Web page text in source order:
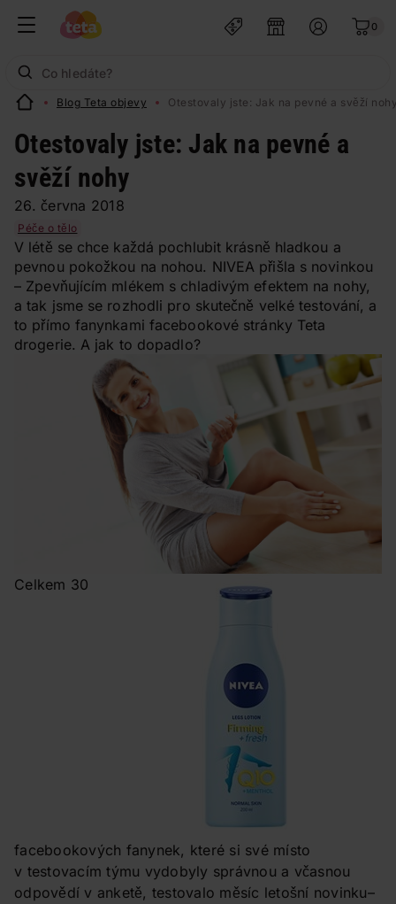
0
Blog Teta objevy Otestovaly jste: Jak na pevné a svěží
Otestovaly jste: Jak na pevné a
svěží nohy
26. června 2018
Péče o tělo
V létě se chce každá pochlubit krásně hladkou a
pevnou pokožkou na nohou. NIVEA přišla s novinkou
– Zpevňujícím mlékem s chladivým efektem na nohy,
a tak jsme se rozhodli pro skutečně velké testování, a
to přímo fanynkami facebookové stránky Teta
drogerie. A jak to dopadlo?
Celkem 30
facebookových fanynek, které si své místo
v testovacím týmu vydobyly správnou a včasnou
odpovědí v anketě, testovalo měsíc letošní novinku–